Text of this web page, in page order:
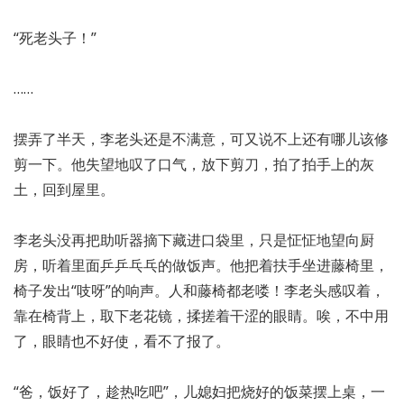
“死老头子！”
……
摆弄了半天，李老头还是不满意，可又说不上还有哪儿该修
剪一下。他失望地叹了口气，放下剪刀，拍了拍手上的灰
土，回到屋里。
李老头没再把助听器摘下藏进口袋里，只是怔怔地望向厨
房，听着里面乒乒乓乓的做饭声。他把着扶手坐进藤椅里，
椅子发出“吱呀”的响声。人和藤椅都老喽！李老头感叹着，
靠在椅背上，取下老花镜，揉搓着干涩的眼睛。唉，不中用
了，眼睛也不好使，看不了报了。
“爸，饭好了，趁热吃吧”，儿媳妇把烧好的饭菜摆上桌，一